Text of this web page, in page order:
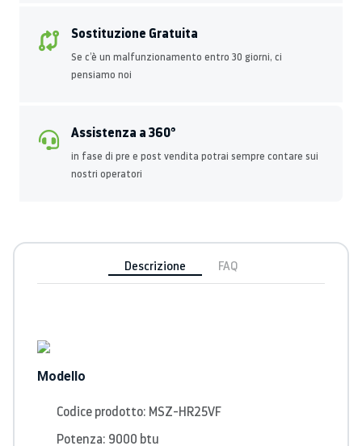
Sostituzione Gratuita
Se c’è un malfunzionamento entro 30 giorni, ci
pensiamo noi
Assistenza a 360°
in fase di pre e post vendita potrai sempre contare sui
nostri operatori
Descrizione FAQ
Modello
Codice prodotto: MSZ-HR25VF
Potenza: 9000 btu